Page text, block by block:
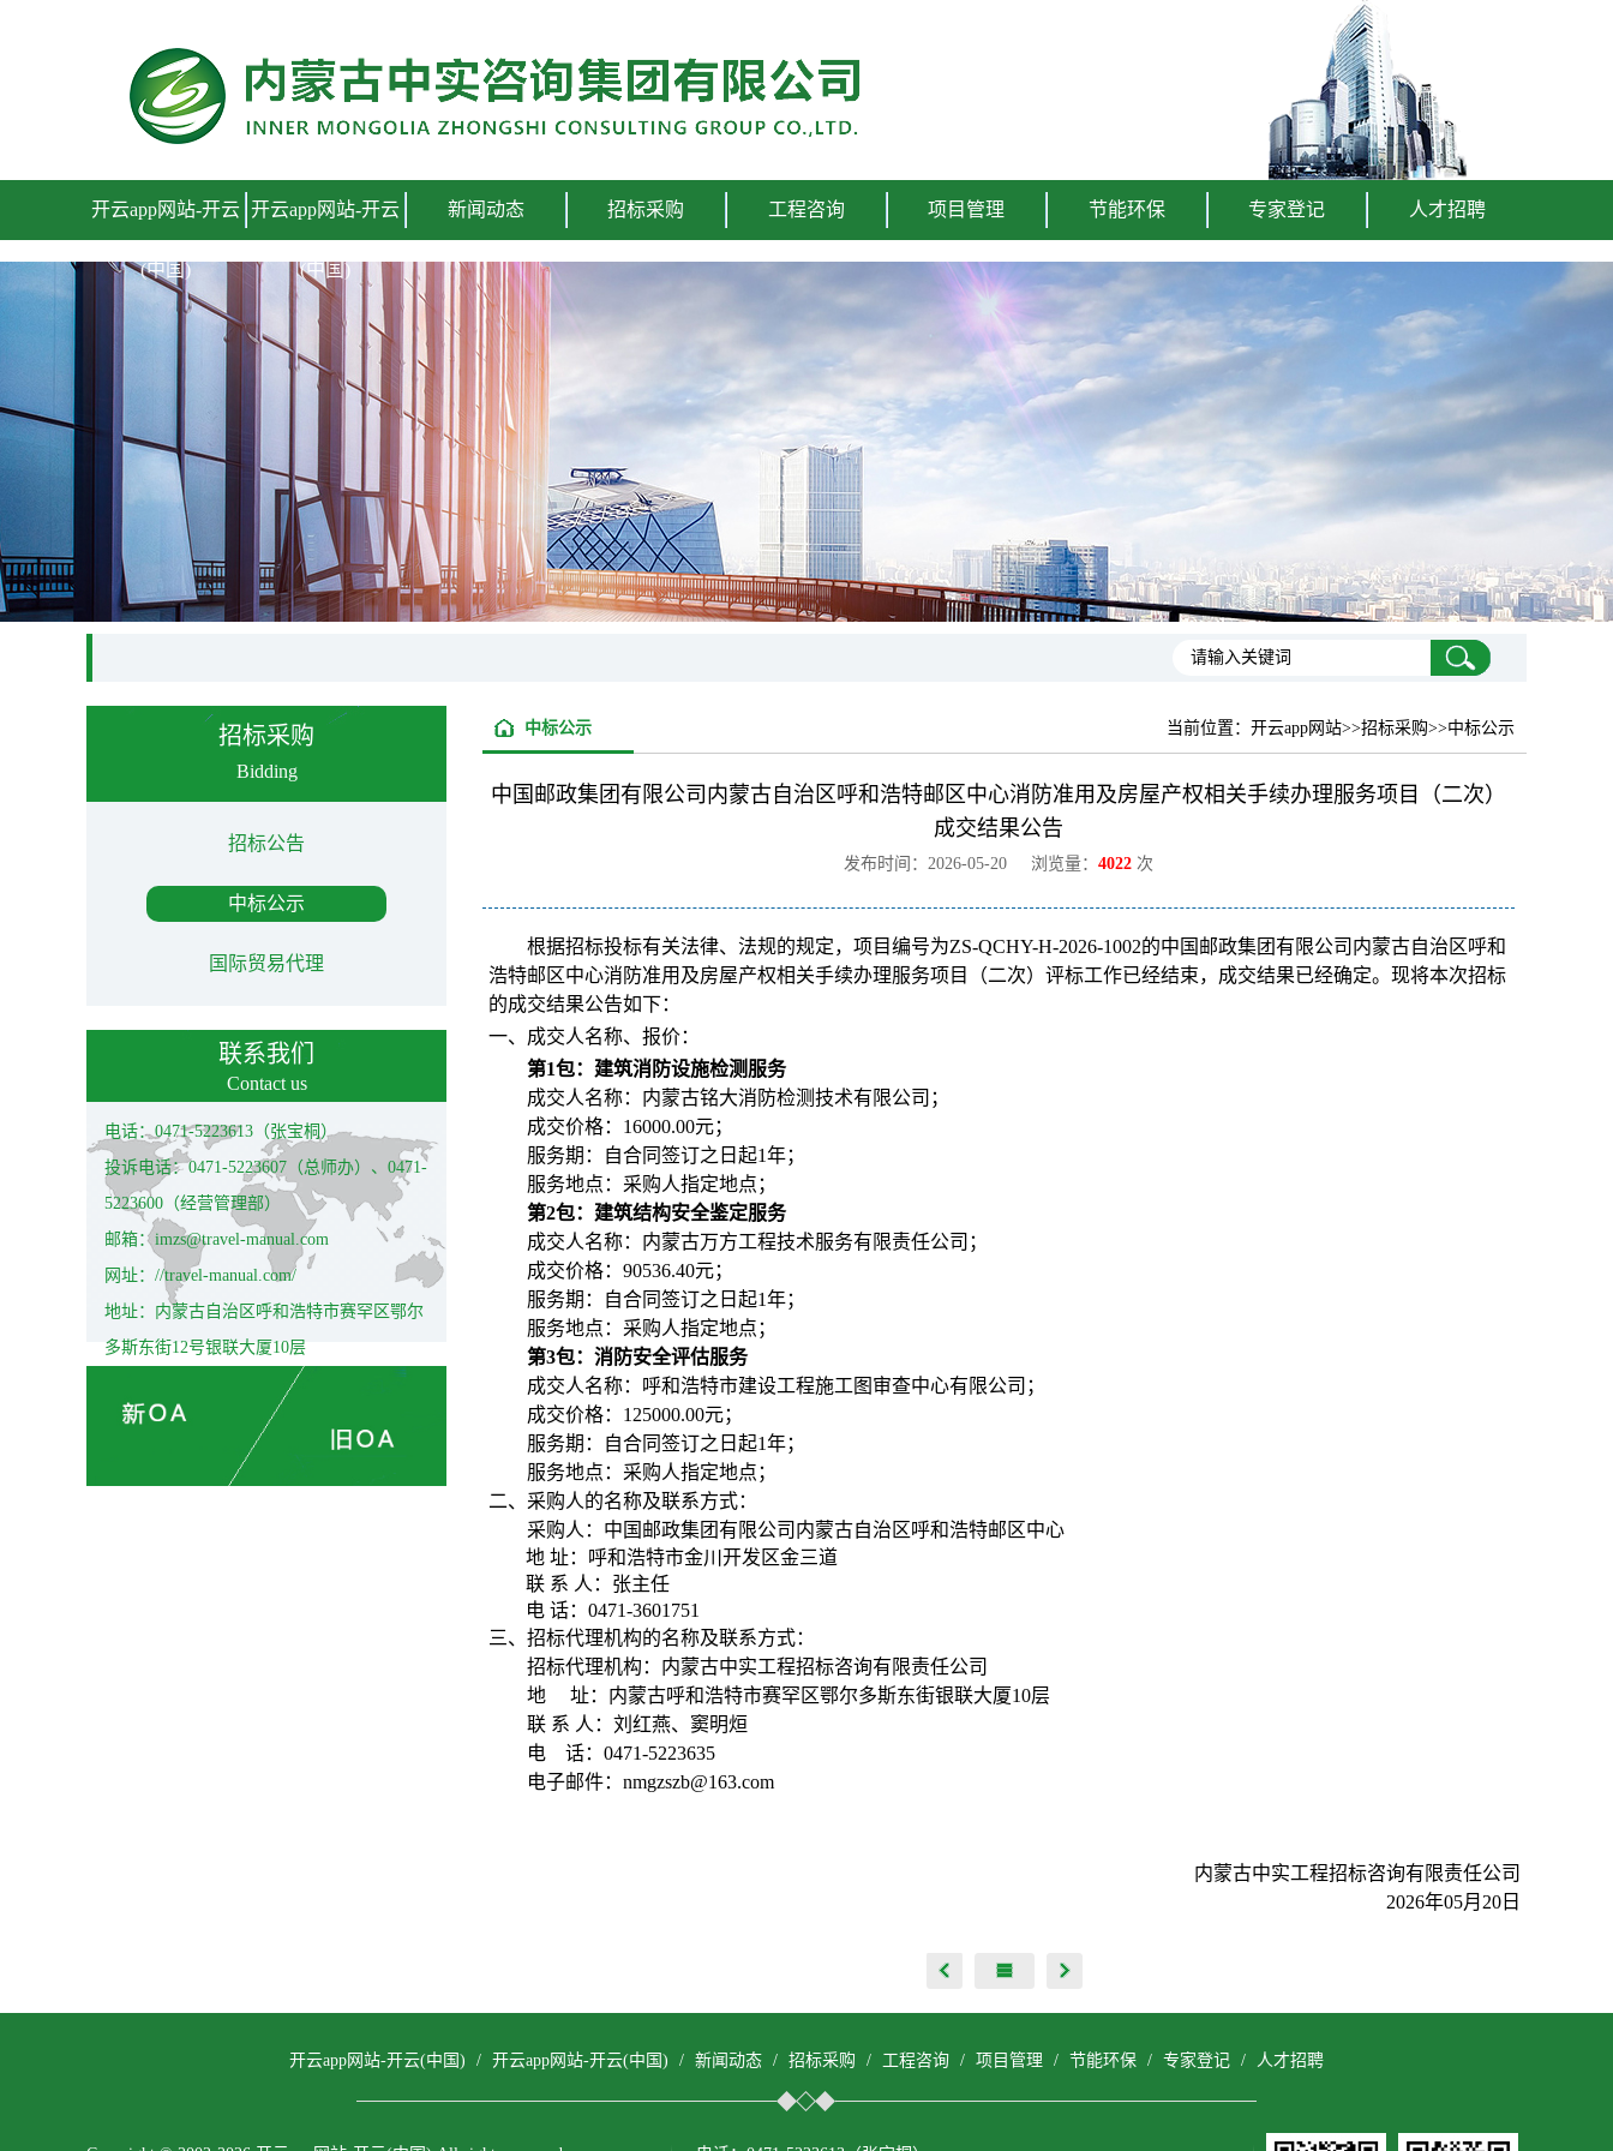
开云app网站-开云
(中国)
开云app网站-开云
(中国)
新闻动态 招标采购 工程咨询 项目管理 节能环保 专家登记 人才招聘
招标采购
Bidding
招标公告
中标公示
国际贸易代理
联系我们
Contact us
电话：0471-5223613（张宝桐）
投诉电话：0471-5223607（总师办）、0471-
5223600（经营管理部）
邮箱：imzs@travel-manual.com
网址：//travel-manual.com/
地址：内蒙古自治区呼和浩特市赛罕区鄂尔
多斯东街12号银联大厦10层
当前位置： 开云app网站>>招标采购>>中标公示
中标公示
中国邮政集团有限公司内蒙古自治区呼和浩特邮区中心消防准用及房屋产权相关手续办理服务项目（二次）
成交结果公告
发布时间：2026-05-20 浏览量： 4022 次
根据招标投标有关法律、法规的规定，项目编号为ZS-QCHY-H-2026-1002的中国邮政集团有限公司内蒙古自治区呼和
浩特邮区中心消防准用及房屋产权相关手续办理服务项目（二次）评标工作已经结束，成交结果已经确定。现将本次招标
的成交结果公告如下：
一、成交人名称、报价：
第1包：建筑消防设施检测服务
成交人名称：内蒙古铭大消防检测技术有限公司；
成交价格：16000.00元；
服务期：自合同签订之日起1年；
服务地点：采购人指定地点；
第2包：建筑结构安全鉴定服务
成交人名称： 内蒙古万方工程技术服务有限责任公司 ；
成交价格： 90536.40元；
服务期：自合同签订之日起1年；
服务地点：采购人指定地点；
第3包：消防安全评估服务
成交人名称：
呼和浩特市建设工程施工图审查中心有限公司 ；
成交价格：125000.00元；
服务期：自合同签订之日起1年；
服务地点：采购人指定地点；
二、采购人的名称及联系方式：
采购人：中国邮政集团有限公司内蒙古自治区呼和浩特邮区中心
地 址：呼和浩特市金川开发区金三道
联 系 人：张主任
电 话：0471-3601751
三、招标代理机构的名称及联系方式：
招标代理机构：内蒙古中实工程招标咨询有限责任公司
地 址：内蒙古呼和浩特市赛罕区鄂尔多斯东街银联大厦10层
联 系 人：刘红燕、窦明烜
电 话：0471-5223635
电子邮件：nmgzszb@163.com
内蒙古中实工程招标咨询有限责任公司
2026年05月20日
开云app网站-开云(中国) / 开云app网站-开云(中国) / 新闻动态 / 招标采购 / 工程咨询 / 项目管理 / 节能环保 / 专家登记 / 人才招聘